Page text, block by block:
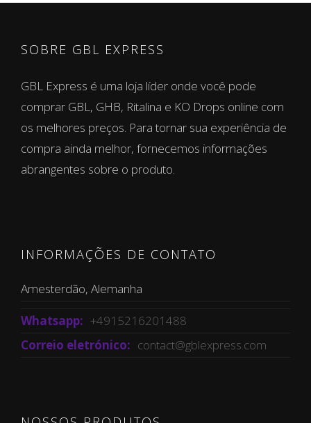
SOBRE GBL EXPRESS
GBL Express é uma loja líder onde você pode
comprar GBL, GHB, Ritalina e KO Drops online com
os melhores preços. Para tornar sua experiência de
compra ainda melhor, fornecemos informações
abrangentes sobre o produto.
INFORMAÇÕES DE CONTATO
Amesterdão, Alemanha
Whatsapp: +4915216201488
Correio eletrónico: contact@gblexpress.com